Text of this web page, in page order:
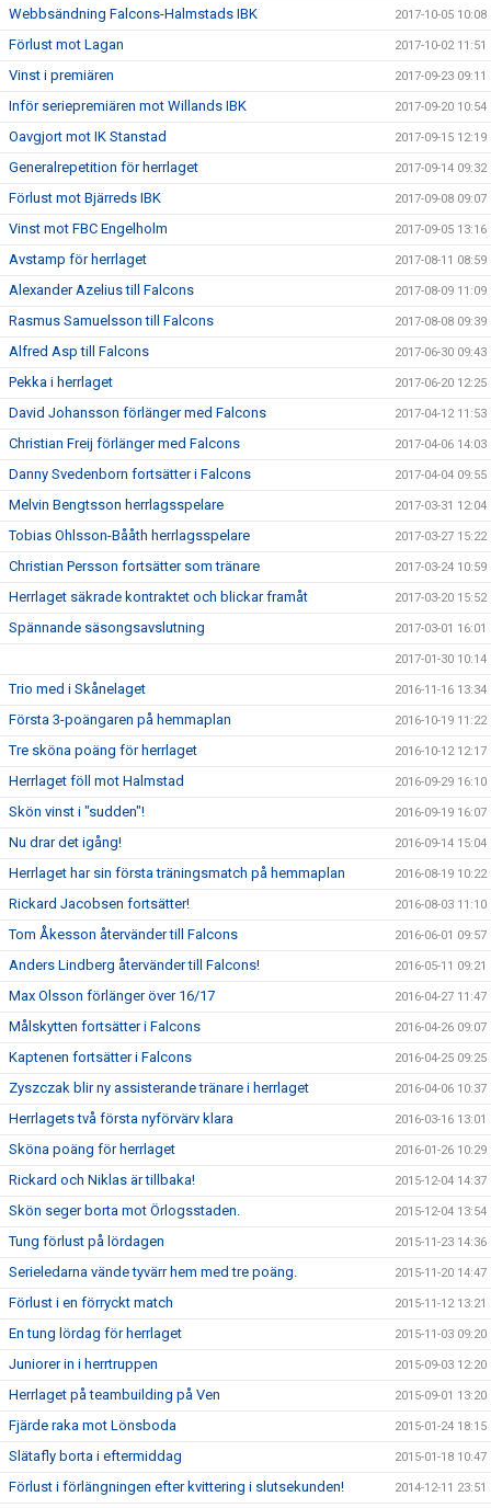
Webbsändning Falcons-Halmstads IBK 2017-10-05 10:08
Förlust mot Lagan 2017-10-02 11:51
Vinst i premiären 2017-09-23 09:11
Inför seriepremiären mot Willands IBK 2017-09-20 10:54
Oavgjort mot IK Stanstad 2017-09-15 12:19
Generalrepetition för herrlaget 2017-09-14 09:32
Förlust mot Bjärreds IBK 2017-09-08 09:07
Vinst mot FBC Engelholm 2017-09-05 13:16
Avstamp för herrlaget 2017-08-11 08:59
Alexander Azelius till Falcons 2017-08-09 11:09
Rasmus Samuelsson till Falcons 2017-08-08 09:39
Alfred Asp till Falcons 2017-06-30 09:43
Pekka i herrlaget 2017-06-20 12:25
David Johansson förlänger med Falcons 2017-04-12 11:53
Christian Freij förlänger med Falcons 2017-04-06 14:03
Danny Svedenborn fortsätter i Falcons 2017-04-04 09:55
Melvin Bengtsson herrlagsspelare 2017-03-31 12:04
Tobias Ohlsson-Bååth herrlagsspelare 2017-03-27 15:22
Christian Persson fortsätter som tränare 2017-03-24 10:59
Herrlaget säkrade kontraktet och blickar framåt 2017-03-20 15:52
Spännande säsongsavslutning 2017-03-01 16:01
2017-01-30 10:14
Trio med i Skånelaget 2016-11-16 13:34
Första 3-poängaren på hemmaplan 2016-10-19 11:22
Tre sköna poäng för herrlaget 2016-10-12 12:17
Herrlaget föll mot Halmstad 2016-09-29 16:10
Skön vinst i "sudden"! 2016-09-19 16:07
Nu drar det igång! 2016-09-14 15:04
Herrlaget har sin första träningsmatch på hemmaplan 2016-08-19 10:22
Rickard Jacobsen fortsätter! 2016-08-03 11:10
Tom Åkesson återvänder till Falcons 2016-06-01 09:57
Anders Lindberg återvänder till Falcons! 2016-05-11 09:21
Max Olsson förlänger över 16/17 2016-04-27 11:47
Målskytten fortsätter i Falcons 2016-04-26 09:07
Kaptenen fortsätter i Falcons 2016-04-25 09:25
Zyszczak blir ny assisterande tränare i herrlaget 2016-04-06 10:37
Herrlagets två första nyförvärv klara 2016-03-16 13:01
Sköna poäng för herrlaget 2016-01-26 10:29
Rickard och Niklas är tillbaka! 2015-12-04 14:37
Skön seger borta mot Örlogsstaden. 2015-12-04 13:54
Tung förlust på lördagen 2015-11-23 14:36
Serieledarna vände tyvärr hem med tre poäng. 2015-11-20 14:47
Förlust i en förryckt match 2015-11-12 13:21
En tung lördag för herrlaget 2015-11-03 09:20
Juniorer in i herrtruppen 2015-09-03 12:20
Herrlaget på teambuilding på Ven 2015-09-01 13:20
Fjärde raka mot Lönsboda 2015-01-24 18:15
Slätafly borta i eftermiddag 2015-01-18 10:47
Förlust i förlängningen efter kvittering i slutsekunden! 2014-12-11 23:51